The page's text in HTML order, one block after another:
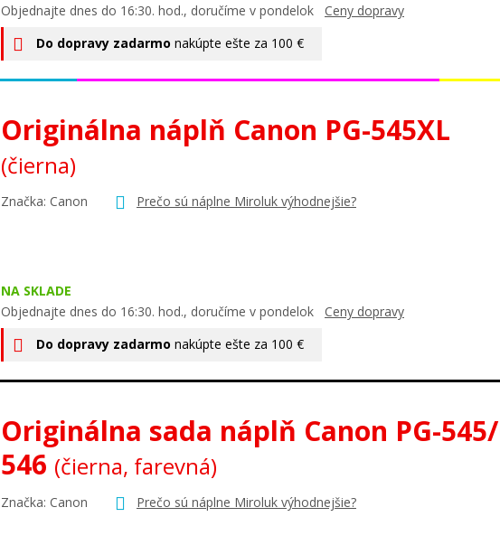
Objednajte dnes do 16:30. hod., doručíme v pondelok Ceny dopravy
Do dopravy zadarmo nakúpte ešte za 100 €
Originálna náplň Canon PG-545XL
(čierna)
Značka: Canon Prečo sú náplne Miroluk výhodnejšie?
NA SKLADE
Objednajte dnes do 16:30. hod., doručíme v pondelok Ceny dopravy
Do dopravy zadarmo nakúpte ešte za 100 €
Originálna sada náplň Canon PG-
546 (čierna, farevná)
Značka: Canon Prečo sú náplne Miroluk výhodnejšie?